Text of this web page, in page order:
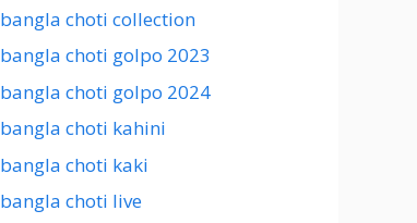
bangla choti collection
bangla choti golpo 2023
bangla choti golpo 2024
bangla choti kahini
bangla choti kaki
bangla choti live